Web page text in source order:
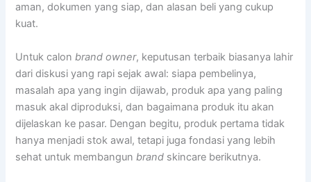
aman, dokumen yang siap, dan alasan beli yang cukup
kuat.
Untuk calonbrand owner, keputusan terbaik biasanya lahir
dari diskusi yang rapi sejak awal: siapa pembelinya,
masalah apa yang ingin dijawab, produk apa yang paling
masuk akal diproduksi, dan bagaimana produk itu akan
dijelaskan ke pasar. Dengan begitu, produk pertama tidak
hanya menjadi stok awal, tetapi juga fondasi yang lebih
sehat untuk membangunbrand skincare berikutnya.